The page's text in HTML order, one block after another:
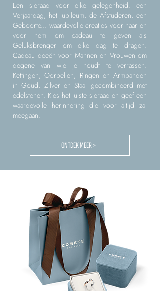
Een sieraad voor elke gelegenheid: een
Verjaardag, het Jubileum, de Afstuderen, een
Geboorte... waardevolle creaties voor haar en
voor hem om cadeau te geven als
Geluksbrenger om elke dag te dragen.
Cadeau-ideeën voor Mannen en Vrouwen om
degene van wie je houdt te verrassen:
Kettingen, Oorbellen, Ringen en Armbanden
in Goud, Zilver en Staal gecombineerd met
edelstenen. Kies het juiste sieraad en geef een
waardevolle herinnering die voor altijd zal
meegaan.
ONTDEK MEER >